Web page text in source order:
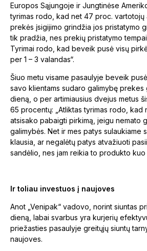
Europos Sąjungoje ir Jungtinėse
tyrimas rodo, kad net 47 proc. vartotojų
prekės įsigijimo grindžia jos pristatymo
tik pradžia, nes prekių pristatymo
Tyrimai rodo, kad beveik pusė visų
per 1 – 3 valandas“.
Šiuo metu visame pasaulyje beveik
savo klientams sudaro galimybę prekes
dieną, o per artimiausius dvejus metus
65 procentų: „Atliktas tyrimas rodo, kad
atsisako pabaigti pirkimą, jeigu nemato
galimybės. Net ir mes patys sulaukiame
klausia, ar negalėtų patys atvažiuoti
sandėlio, nes jam reikia to produkto kuo
Ir toliau investuos į naujoves
Anot „Venipak“ vadovo, norint siuntas
dieną, labai svarbus yra kurjerių
priežasties pasaulyje greitųjų siuntų
naujoves.